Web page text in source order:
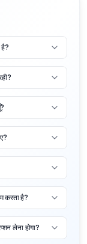
करता है?
लेना होगा?